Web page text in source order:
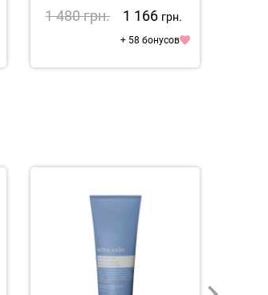
1 480грн. 1 166 грн.
+ 58 бонусов